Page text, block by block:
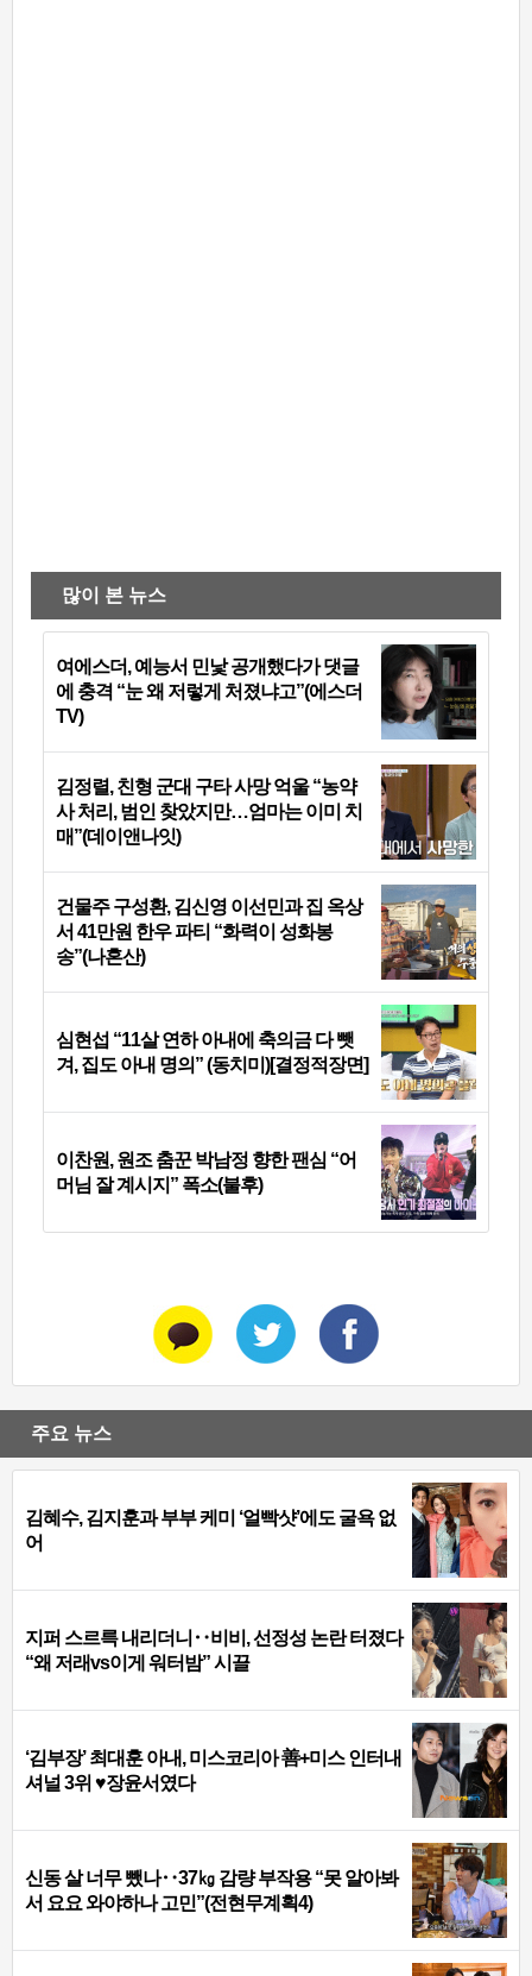
많이 본 뉴스
여에스더, 예능서 민낯 공개했다가 댓글
에 충격 “눈 왜 저렇게 처졌냐고”(에스더
TV)
김정렬, 친형 군대 구타 사망 억울 “농약
사 처리, 범인 찾았지만…엄마는 이미 치
매”(데이앤나잇)
건물주 구성환, 김신영 이선민과 집 옥상
서 41만원 한우 파티 “화력이 성화봉
송”(나혼산)
심현섭 “11살 연하 아내에 축의금 다 뺏
겨, 집도 아내 명의” (동치미)[결정적장면]
이찬원, 원조 춤꾼 박남정 향한 팬심 “어
머님 잘 계시지” 폭소(불후)
주요 뉴스
김혜수, 김지훈과 부부 케미 ‘얼빡샷’에도 굴욕 없
어
지퍼 스르륵 내리더니‥비비, 선정성 논란 터졌다
“왜 저래vs이게 워터밤” 시끌
‘김부장’ 최대훈 아내, 미스코리아 善+미스 인터내
셔널 3위 ♥장윤서였다
신동 살 너무 뺐나‥37㎏ 감량 부작용 “못 알아봐
서 요요 와야하나 고민”(전현무계획4)